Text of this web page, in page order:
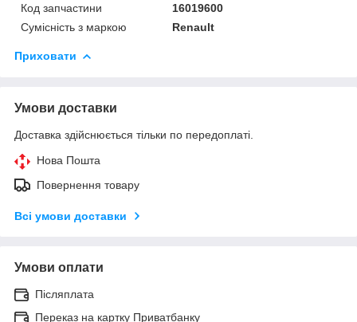
Код запчастини
16019600
Сумісність з маркою
Renault
Приховати
Умови доставки
Доставка здійснюється тільки по передоплаті.
Нова Пошта
Повернення товару
Всі умови доставки
Умови оплати
Післяплата
Переказ на картку Приватбанку